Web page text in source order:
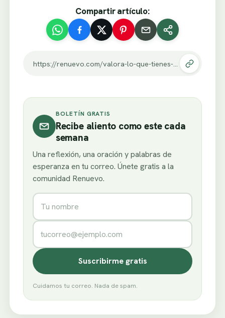
Compartir artículo:
https://renuevo.com/valora-lo-que-tienes-antes-de-que-lo-pierdas-aun-tengo-el-nudo-en-la-garganta.html
BOLETÍN GRATIS
Recibe aliento como este cada
semana
Una reflexión, una oración y palabras de
esperanza en tu correo. Únete gratis a la
comunidad Renuevo.
Nombre
Correo electrónico
Suscribirme gratis
Cuidamos tu correo. Nada de spam.